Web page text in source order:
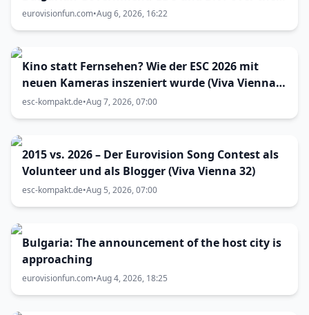
Eurovision 2027 host city
eurovisionfun.com•Aug 6, 2026, 16:22
Kino statt Fernsehen? Wie der ESC 2026 mit
neuen Kameras inszeniert wurde (Viva Vienna
33)
esc-kompakt.de•Aug 7, 2026, 07:00
2015 vs. 2026 – Der Eurovision Song Contest als
Volunteer und als Blogger (Viva Vienna 32)
esc-kompakt.de•Aug 5, 2026, 07:00
Bulgaria: The announcement of the host city is
approaching
eurovisionfun.com•Aug 4, 2026, 18:25